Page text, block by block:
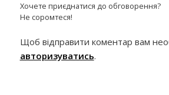
Хочете приєднатися до обговорення?
Не соромтеся!
Щоб відправити коментар вам
авторизуватись.